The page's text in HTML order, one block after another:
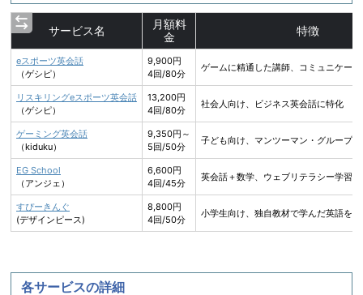
サービス名
月額料
金
特徴
eスポーツ英会話
（ゲシピ）
9,900円
4回/80分
ゲームに精通した講師、コミュニケー
リスキリングeスポーツ英会話
（ゲシピ）
13,200円
4回/80分
社会人向け、ビジネス英会話に特化
ゲーミング英会話
（kiduku）
9,350円～
5回/50分
子ども向け、マンツーマン・グループ
EG School
（アンジェ）
6,600円
4回/45分
英会話＋数学、ウェブリテラシー学習
すぴーきんぐ
(デザインピース)
8,800円
4回/50分
小学生向け、独自教材で学んだ英語を
各サービスの詳細